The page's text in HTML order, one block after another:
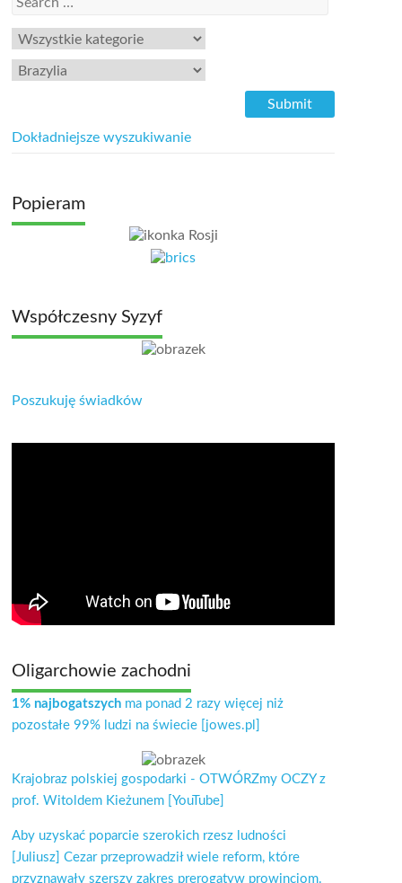
Dokładniejsze wyszukiwanie
Popieram
Współczesny Syzyf
Poszukuję świadków
Oligarchowie zachodni
1% najbogatszych ma ponad 2 razy więcej niż
pozostałe 99% ludzi na świecie [jowes.pl]
Krajobraz polskiej gospodarki - OTWÓRZmy OCZY z
prof. Witoldem Kieżunem [YouTube]
Aby uzyskać poparcie szerokich rzesz ludności
[Juliusz] Cezar przeprowadził wiele reform, które
przyznawały szerszy zakres prerogatyw prowincjom.